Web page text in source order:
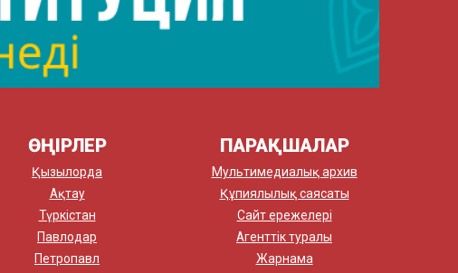
ӨҢІРЛЕР
Қызылорда
Ақтау
Түркістан
Павлодар
Петропавл
ПАРАҚШАЛАР
Мультимедиалық архив
Құпиялылық саясаты
Сайт ережелері
Агенттік туралы
Жарнама